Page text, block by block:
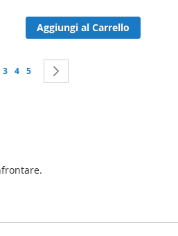
Aggiungi al Carrello
stai leggendo la pagina
Pagina
3 Pagina
4 Pagina
5